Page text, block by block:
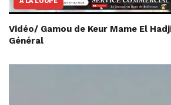
Vidéo/ Gamou de Keur Mame El
Général